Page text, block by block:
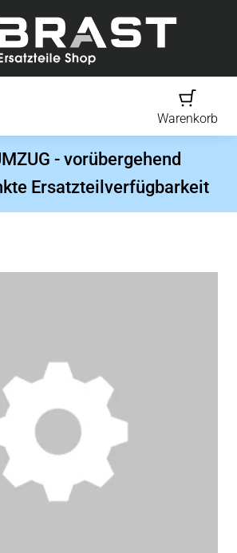
Warenkorb
- vorübergehend
Ersatzteilverfügbarkeit